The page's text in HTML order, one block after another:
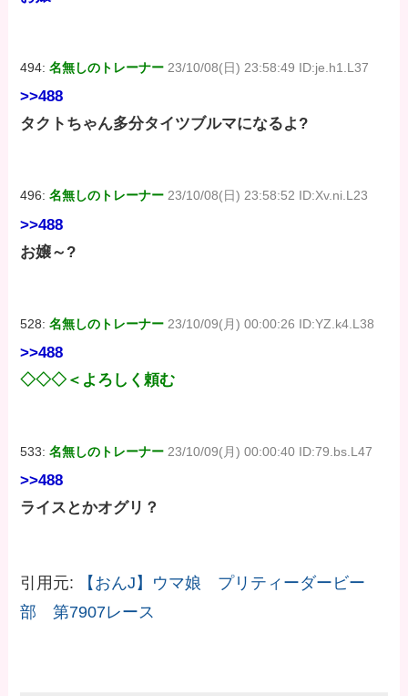
494:名無しのトレーナー 23/10/08(日) 23:58:49 ID:je.h1.L37
>>488
タクトちゃん多分タイツブルマになるよ?
496:名無しのトレーナー 23/10/08(日) 23:58:52 ID:Xv.ni.L23
>>488
お嬢～?
528:名無しのトレーナー 23/10/09(月) 00:00:26 ID:YZ.k4.L38
>>488
◇◇◇＜よろしく頼む
533:名無しのトレーナー 23/10/09(月) 00:00:40 ID:79.bs.L47
>>488
ライスとかオグリ？
引用元:
【おんJ】ウマ娘 プリティーダービー
部 第7907レース